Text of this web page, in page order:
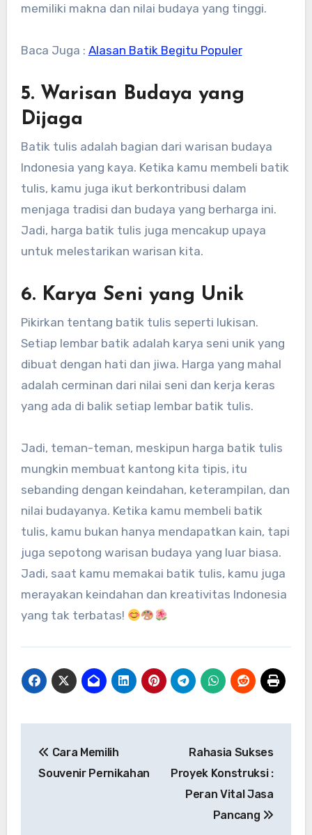
memiliki makna dan nilai budaya yang tinggi.
Baca Juga : Alasan Batik Begitu Populer
5. Warisan Budaya yang
Dijaga
Batik tulis adalah bagian dari warisan budaya
Indonesia yang kaya. Ketika kamu membeli batik
tulis, kamu juga ikut berkontribusi dalam
menjaga tradisi dan budaya yang berharga ini.
Jadi, harga batik tulis juga mencakup upaya
untuk melestarikan warisan kita.
6. Karya Seni yang Unik
Pikirkan tentang batik tulis seperti lukisan.
Setiap lembar batik adalah karya seni unik yang
dibuat dengan hati dan jiwa. Harga yang mahal
adalah cerminan dari nilai seni dan kerja keras
yang ada di balik setiap lembar batik tulis.
Jadi, teman-teman, meskipun harga batik tulis
mungkin membuat kantong kita tipis, itu
sebanding dengan keindahan, keterampilan, dan
nilai budayanya. Ketika kamu membeli batik
tulis, kamu bukan hanya mendapatkan kain, tapi
juga sepotong warisan budaya yang luar biasa.
Jadi, saat kamu memakai batik tulis, kamu juga
merayakan keindahan dan kreativitas Indonesia
yang tak terbatas!
pos
Cara Memilih
Souvenir Pernikahan
Rahasia Sukses
Proyek Konstruksi :
Peran Vital Jasa
Pancang